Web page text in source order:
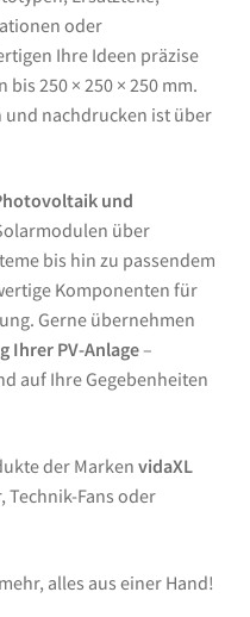
oder
Ihre Ideen präzise
250 × 250 × 250 mm.
und nachdrucken ist über
und
über
bis hin zu passendem
Komponenten für
Gerne übernehmen
Ihrer PV-Anlage–
auf Ihre Gegebenheiten
der Marken vidaXL
Fans oder
alles aus einer Hand!